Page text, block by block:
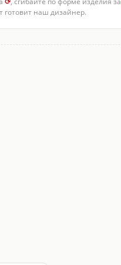
готовит наш дизайнер.